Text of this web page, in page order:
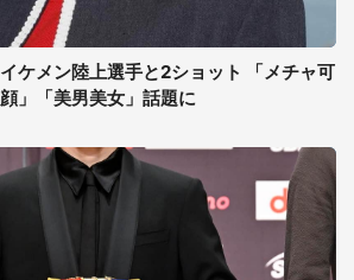
ケメン陸上選手と2ショット 「メチャ可
」「美男美女」話題に